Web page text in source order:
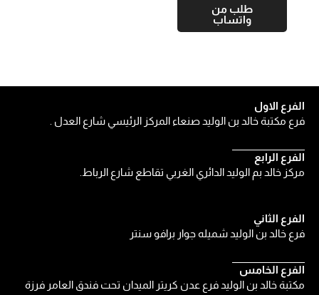
طلب من
واتساب
الفرع الثاني
فرع خالد بن الوليد شميله جوار برافو سنتر
الفرع الخامس
مكتبة خالد بن الوليد فرع عدن كريتر الميدان تحت فندق العامر فرزة
الفرع الاول
فرع مكتبة خالد بن الوليد صنعاء المركز الرئيسي شارع العدل .
الفرع الرابع
مركز خالد بم الوليد الدائري الغربي تقاطع شارع الرباط.